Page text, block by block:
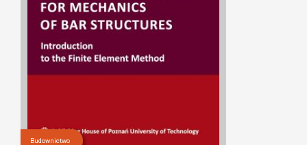
Budownictwo